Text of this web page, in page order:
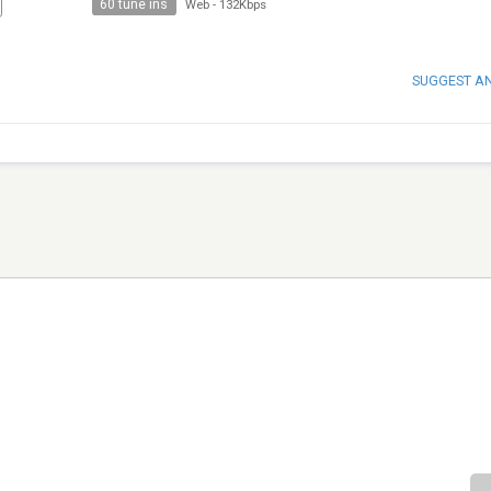
60 tune ins Web - 132Kbps
SUGGEST